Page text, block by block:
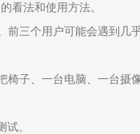
看法和使用方法。
前三个用户可能会遇到
子、一台电脑、一台
。